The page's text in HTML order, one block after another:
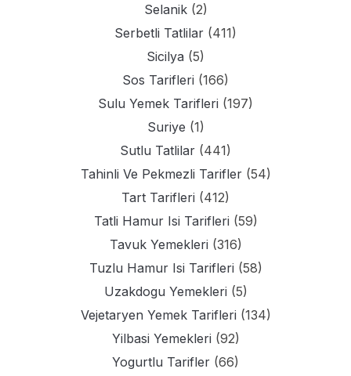
Selanik(2)
Serbetli Tatlilar (411)
Sicilya (5)
Sos Tarifleri (166)
Sulu Yemek Tarifleri (197)
Suriye (1)
Sutlu Tatlilar (441)
Tahinli Ve Pekmezli Tarifler(54)
Tart Tarifleri (412)
Tatli Hamur Isi Tarifleri (59)
Tavuk Yemekleri (316)
Tuzlu Hamur Isi Tarifleri (58)
Uzakdogu Yemekleri (5)
Vejetaryen Yemek Tarifleri (134)
Yilbasi Yemekleri (92)
Yogurtlu Tarifler (66)